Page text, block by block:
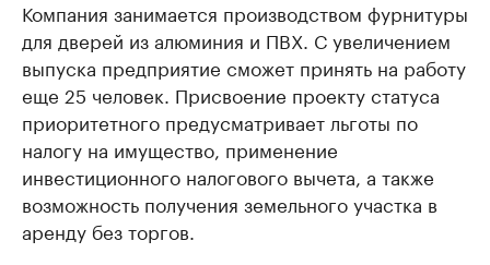
Компания занимается производством фурнитуры
для дверей из алюминия и ПВХ. С увеличением
выпуска предприятие сможет принять на работу
еще 25 человек. Присвоение проекту статуса
приоритетного предусматривает льготы по
налогу на имущество, применение
инвестиционного налогового вычета, а также
возможность получения земельного участка в
аренду без торгов.